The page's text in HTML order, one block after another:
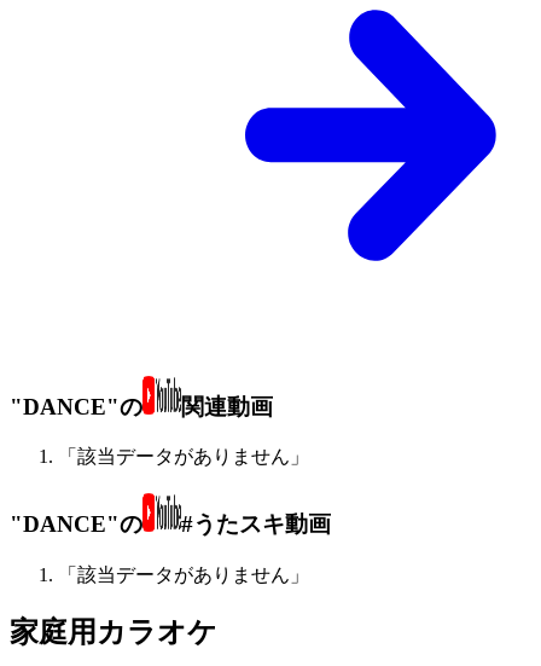
"DANCE"の 関連動画
「該当データがありません」
"DANCE"の #うたスキ動画
「該当データがありません」
家庭用カラオケ